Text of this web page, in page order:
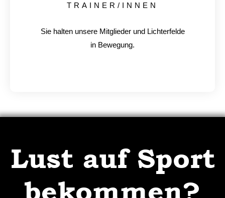
TRAINER/INNEN
Sie halten unsere Mitglieder und Lichterfelde
in Bewegung.
Lust auf Sport
bekommen?